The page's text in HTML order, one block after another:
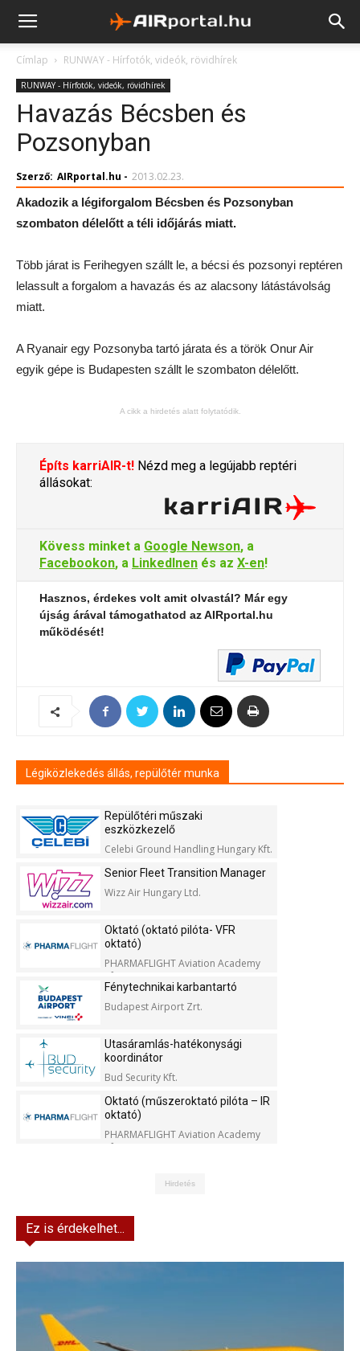
Címlap RUNWAY - Hírfotók, videók, rövidhírek
RUNWAY - Hírfotók, videók, rövidhírek
Havazás Bécsben és
Pozsonyban
Szerző: AIRportal.hu - 2013.02.23.
Akadozik a légiforgalom Bécsben és Pozsonyban
szombaton délelőtt a téli időjárás miatt.
Több járat is Ferihegyen szállt le, a bécsi és pozsonyi reptéren
lelassult a forgalom a havazás és az alacsony látástávolság
miatt.
A Ryanair egy Pozsonyba tartó járata és a török Onur Air
egyik gépe is Budapesten szállt le szombaton délelőtt.
A cikk a hirdetés alatt folytatódik.
Építs karriAIR-t! Nézd meg a legújabb reptéri
állásokat:
Kövess minket a Google Newson, a
Facebookon, a LinkedInen és az X-en!
Hasznos, érdekes volt amit olvastál? Már egy
újság árával támogathatod az AIRportal.hu
működését!
Légiközlekedés állás, repülőtér munka
Repülőtéri műszaki
eszközkezelő
Celebi Ground Handling Hungary Kft.
Senior Fleet Transition Manager
Wizz Air Hungary Ltd.
Oktató (oktató pilóta- VFR
oktató)
PHARMAFLIGHT Aviation Academy
Kft.
Fénytechnikai karbantartó
Budapest Airport Zrt.
Utasáramlás-hatékonysági
koordinátor
Bud Security Kft.
Oktató (műszeroktató pilóta – IR
oktató)
PHARMAFLIGHT Aviation Academy
Kft.
Hirdetés
Ez is érdekelhet...